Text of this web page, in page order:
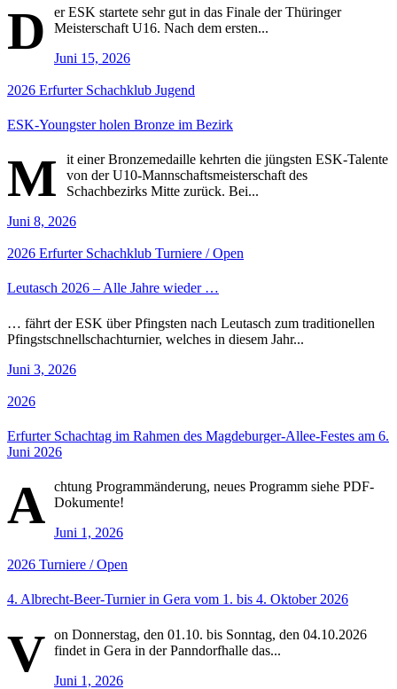
D
er ESK startete sehr gut in das Finale der Thüringer
Meisterschaft U16. Nach dem ersten...
Juni 15, 2026
2026 Erfurter Schachklub Jugend
ESK-Youngster holen Bronze im Bezirk
M
it einer Bronzemedaille kehrten die jüngsten ESK-Talente
von der U10-Mannschaftsmeisterschaft des
Schachbezirks Mitte zurück. Bei...
Juni 8, 2026
2026 Erfurter Schachklub Turniere / Open
Leutasch 2026 – Alle Jahre wieder …
… fährt der ESK über Pfingsten nach Leutasch zum traditionellen
Pfingstschnellschachturnier, welches in diesem Jahr...
Juni 3, 2026
2026
Erfurter Schachtag im Rahmen des Magdeburger-Allee-Festes am 6.
Juni 2026
A chtung Programmänderung, neues Programm siehe PDF-
Dokumente!
Juni 1, 2026
2026 Turniere / Open
4. Albrecht-Beer-Turnier in Gera vom 1. bis 4. Oktober 2026
V on Donnerstag, den 01.10. bis Sonntag, den 04.10.2026
findet in Gera in der Panndorfhalle das...
Juni 1, 2026